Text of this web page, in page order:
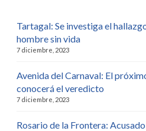
Tartagal: Se investiga el
hombre sin vida
7 diciembre, 2023
Avenida del Carnaval: El
conocerá el veredicto
7 diciembre, 2023
Rosario de la Frontera: